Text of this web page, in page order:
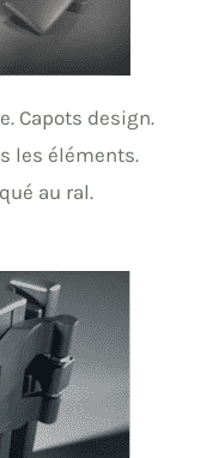
Capots design.
les éléments.
au ral.